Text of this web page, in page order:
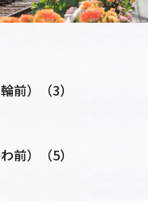
前）（3）
前）（5）